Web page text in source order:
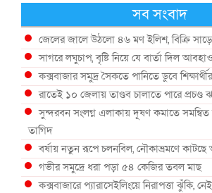
সব সংবাদ
জেলের জালে উঠলো ৪৬ মণ ইলিশ, বিক্রি
সাগরে লঘুচাপ, বৃষ্টি নিয়ে যে বার্তা দিল
কক্সবাজার সমুদ্র সৈকতে পানিতে ডুবে
রাতেই ১০ জেলায় তাণ্ডব চালাতে পারে প্রচণ্ড
সুন্দরবন সংলগ্ন এলাকায় দূষণ কমাতে সমন্বিত
তাগিদ
বর্ষায় নতুন রূপে চলনবিল, নৌকাভ্রমণে
গভীর সমুদ্রে ধরা পড়া ৫৪ কেজির তবল মাছ
কক্সবাজারে প্যারাসেইলিংয়ে নিরাপত্তা ঝুঁকি,